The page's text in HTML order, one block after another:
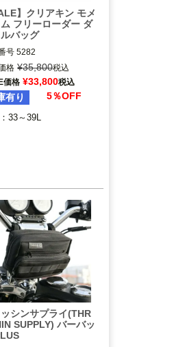
】クリアキン モメ
フリーローダー ダ
バッグ
号5282
（クリアキン）
格 ¥35,800税込
価格 ¥33,800税込
有り 5％OFF
33～39L
シンサプライ(THR
SUPPLY) バーバッ